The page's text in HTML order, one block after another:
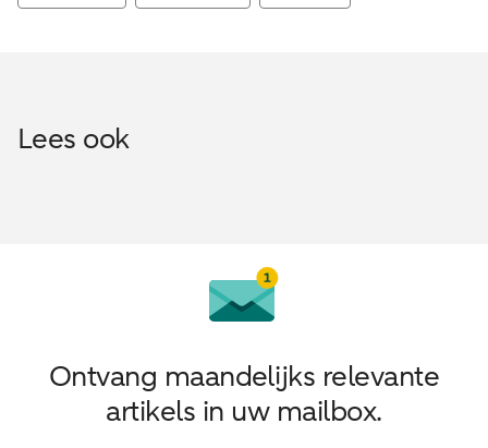
Lees ook
Ontvang maandelijks relevante
artikels in uw mailbox.